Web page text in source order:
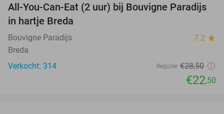
21%
All-You-Can-Eat (2 uur) bij Bouvigne Paradijs
in hartje Breda
Bouvigne Paradijs 7.2 star
Breda
Verkocht: 314
Regulier €28,50
€22,50